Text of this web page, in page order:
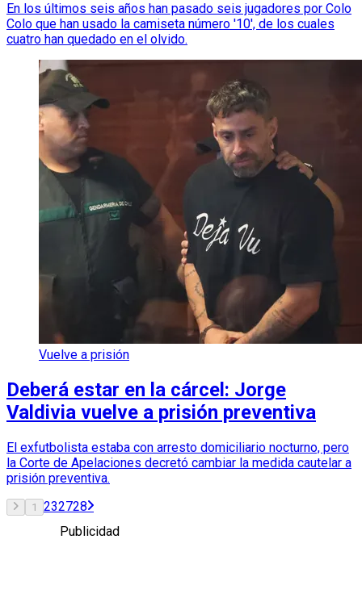
En los últimos seis años han pasado seis jugadores por Colo
Colo que han usado la camiseta número '10', de los cuales
cuatro han quedado en el olvido.
Vuelve a prisión
Deberá estar en la cárcel: Jorge
Valdivia vuelve a prisión preventiva
El exfutbolista estaba con arresto domiciliario nocturno, pero
la Corte de Apelaciones decretó cambiar la medida cautelar a
prisión preventiva.
1 232728
Publicidad